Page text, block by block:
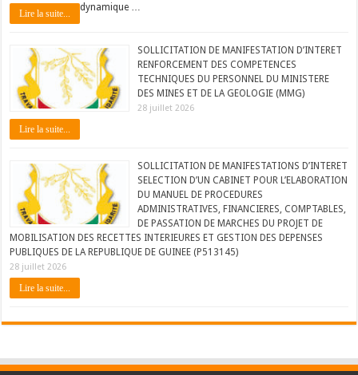
dynamique …
Lire la suite...
SOLLICITATION DE MANIFESTATION D’INTERET
RENFORCEMENT DES COMPETENCES
TECHNIQUES DU PERSONNEL DU MINISTERE
DES MINES ET DE LA GEOLOGIE (MMG)
28 juillet 2026
Lire la suite...
SOLLICITATION DE MANIFESTATIONS D’INTERET
SELECTION D’UN CABINET POUR L’ELABORATION
DU MANUEL DE PROCEDURES
ADMINISTRATIVES, FINANCIERES, COMPTABLES,
DE PASSATION DE MARCHES DU PROJET DE
MOBILISATION DES RECETTES INTERIEURES ET GESTION DES DEPENSES
PUBLIQUES DE LA REPUBLIQUE DE GUINEE (P513145)
28 juillet 2026
Lire la suite...